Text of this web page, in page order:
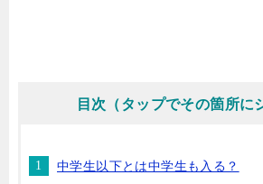
目次（タップでその箇所に
中学生以下とは中学生も入る？